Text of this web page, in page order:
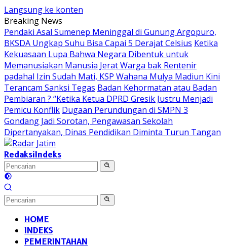
Langsung ke konten
Breaking News
Pendaki Asal Sumenep Meninggal di Gunung Argopuro,
BKSDA Ungkap Suhu Bisa Capai 5 Derajat Celsius Ketika
Kekuasaan Lupa Bahwa Negara Dibentuk untuk
Memanusiakan Manusia Jerat Warga bak Rentenir
padahal Izin Sudah Mati, KSP Wahana Mulya Madiun Kini
Terancam Sanksi Tegas Badan Kehormatan atau Badan
Pembiaran ? “Ketika Ketua DPRD Gresik Justru Menjadi
Pemicu Konflik Dugaan Perundungan di SMPN 3
Gondang Jadi Sorotan, Pengawasan Sekolah
Dipertanyakan, Dinas Pendidikan Diminta Turun Tangan
RedaksiIndeks
HOME
INDEKS
PEMERINTAHAN